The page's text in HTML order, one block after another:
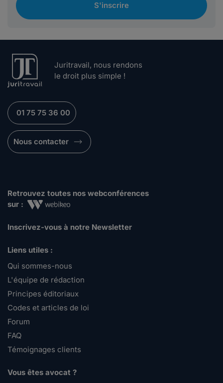
S'inscrire
Juritravail, nous rendons
le droit plus simple !
01 75 75 36 00
Nous contacter
Retrouvez toutes nos webconférences
sur :
Inscrivez-vous à notre Newsletter
Liens utiles :
Qui sommes-nous
L'équipe de rédaction
Principes éditoriaux
Codes et articles de loi
Forum
FAQ
Témoignages clients
Vous êtes avocat ?